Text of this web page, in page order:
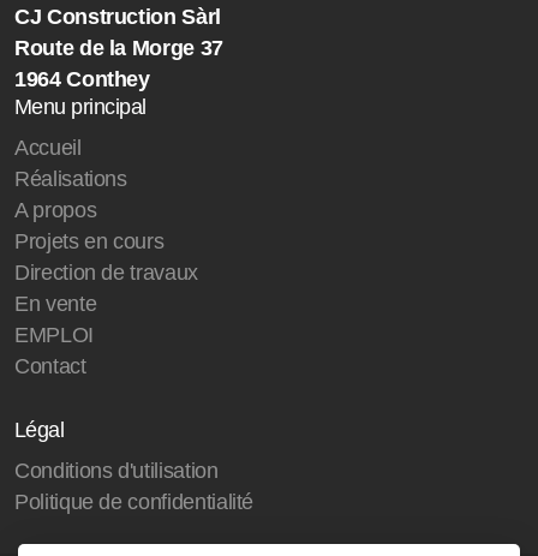
CJ Construction Sàrl
Route de la Morge 37
1964 Conthey
Menu principal
Accueil
Réalisations
A propos
Projets en cours
Direction de travaux
En vente
EMPLOI
Contact
Légal
Conditions d'utilisation
Politique de confidentialité